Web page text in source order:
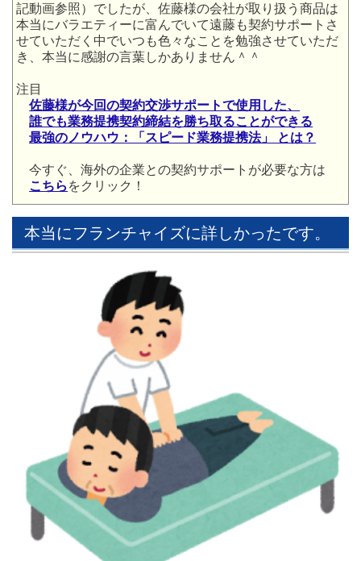
記動画参照）でしたが、佐藤様の会社が取り扱う商品は
本当にバラエティーに富んでいて遠藤も契約サポートさ
せていただく中でいつも色々なことを勉強させていただ
き、本当に感謝の言葉しかありません＾＾
注目
佐藤様が今回の契約交渉サポートで使用した、
誰でも業務提携契約締結を勝ち取ることができる
最強のノウハウ：「スピード業務提携法」 とは？
今すぐ、海外の企業との契約サポートが必要な方は
こちら をクリック！
本当にフランチャイズに詳しかったです。